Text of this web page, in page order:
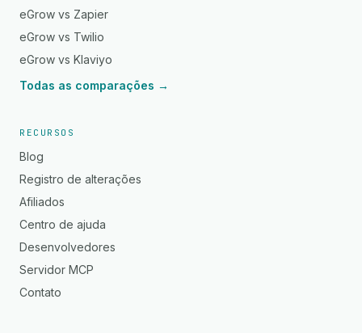
eGrow vs Zapier
eGrow vs Twilio
eGrow vs Klaviyo
Todas as comparações →
RECURSOS
Blog
Registro de alterações
Afiliados
Centro de ajuda
Desenvolvedores
Servidor MCP
Contato